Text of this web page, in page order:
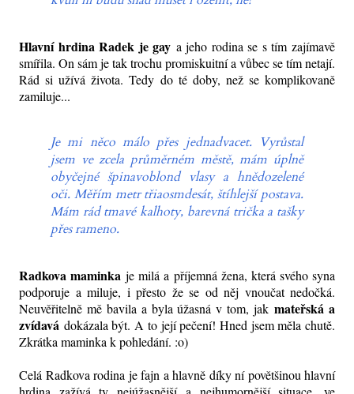
Hlavní hrdina Radek je gay a jeho rodina se s tím zajímavě
smířila. On sám je tak trochu promiskuitní a vůbec se tím netají.
Rád si užívá života. Tedy do té doby, než se komplikovaně
zamiluje...
Je mi něco málo přes jednadvacet. Vyrůstal
jsem ve zcela průměrném městě, mám úplně
obyčejné špinavoblond vlasy a hnědozelené
oči. Měřím metr třiaosmdesát, štíhlejší postava.
Mám rád tmavé kalhoty, barevná trička a tašky
přes rameno.
Radkova maminka je milá a příjemná žena, která svého syna
podporuje a miluje, i přesto že se od něj vnoučat nedočká.
Neuvěřitelně mě bavila a byla úžasná v tom, jakmateřská a
zvídavá dokázala být. A to její pečení! Hned jsem měla chutě.
Zkrátka maminka k pohledání. :o)
Celá Radkova rodina je fajn a hlavně díky ní povětšinou hlavní